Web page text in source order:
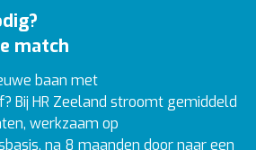
match
baan met
Bij HR Zeeland stroomt gemiddeld
werkzaam op
na 8 maanden door naar een